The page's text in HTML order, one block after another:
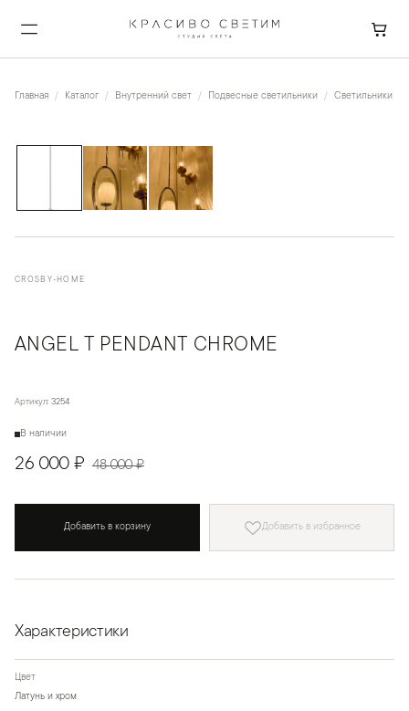
Главная Каталог Внутренний свет Подвесные светильники Светильники на
CROSBY-HOME
ANGEL T PENDANT CHROME
Артикул: 3254
В наличии
26 000 ₽ 48 000 ₽
Добавить в корзину Добавить в избранное
Характеристики
Цвет
Латунь и хром